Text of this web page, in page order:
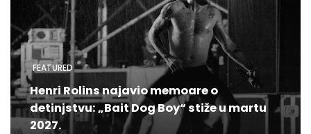
FEATURED
Henri Rolins najavio memoare o
detinjstvu: „Bait Dog Boy“ stiže u martu
2027.